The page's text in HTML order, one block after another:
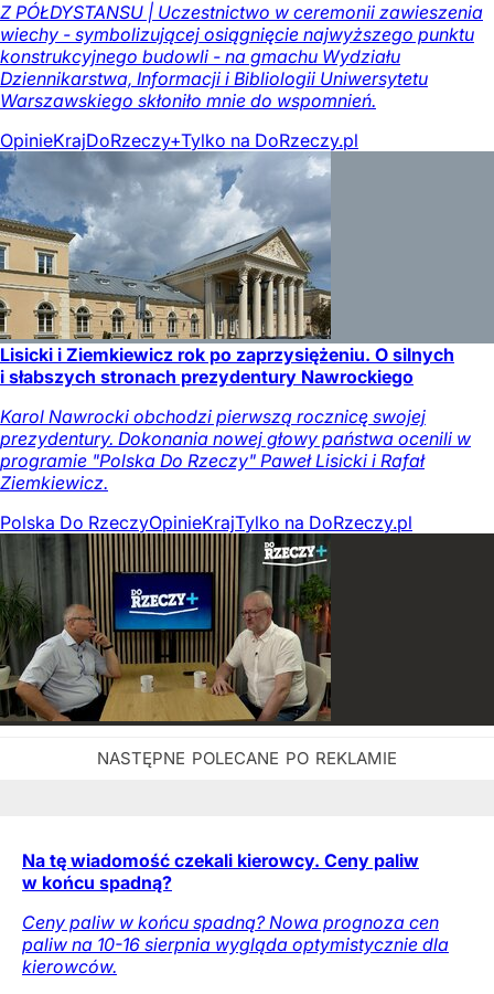
Z PÓŁDYSTANSU | Uczestnictwo w ceremonii zawieszenia
wiechy - symbolizującej osiągnięcie najwyższego punktu
konstrukcyjnego budowli - na gmachu Wydziału
Dziennikarstwa, Informacji i Bibliologii Uniwersytetu
Warszawskiego skłoniło mnie do wspomnień.
OpinieKrajDoRzeczy+Tylko na DoRzeczy.pl
Lisicki i Ziemkiewicz rok po zaprzysiężeniu. O silnych
i słabszych stronach prezydentury Nawrockiego
Karol Nawrocki obchodzi pierwszą rocznicę swojej
prezydentury. Dokonania nowej głowy państwa ocenili w
programie "Polska Do Rzeczy" Paweł Lisicki i Rafał
Ziemkiewicz.
Polska Do RzeczyOpinieKrajTylko na DoRzeczy.pl
Na tę wiadomość czekali kierowcy. Ceny paliw
w końcu spadną?
Ceny paliw w końcu spadną? Nowa prognoza cen
paliw na 10-16 sierpnia wygląda optymistycznie dla
kierowców.